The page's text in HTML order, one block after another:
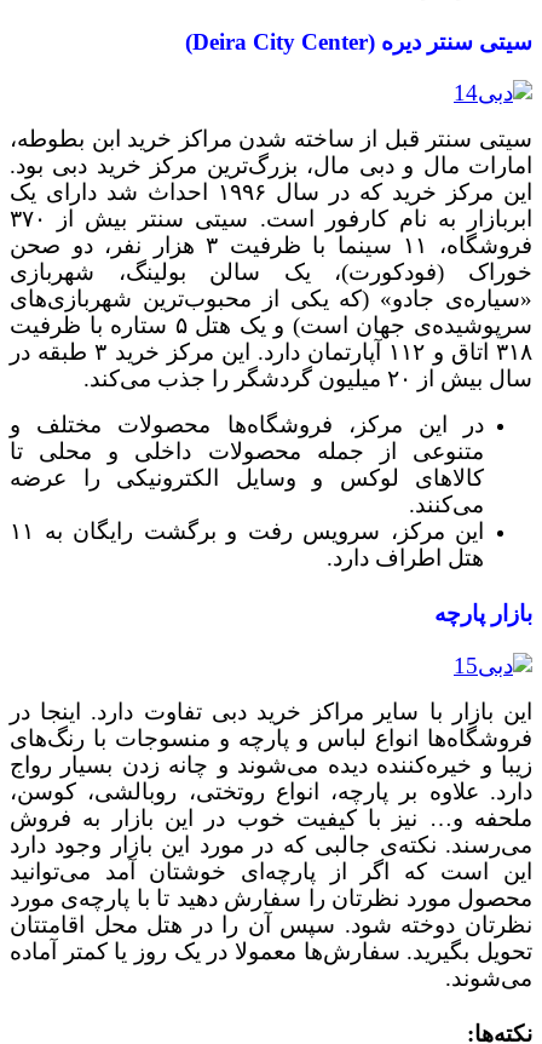
سیتی سنتر دیره (Deira City Center)
سیتی سنتر قبل از ساخته شدن مراکز خرید ابن بطوطه،
امارات مال و دبی مال، بزرگ‌ترین مرکز خرید دبی بود.
این مرکز خرید که در سال ۱۹۹۶ احداث شد دارای یک
ابربازار به نام کارفور است. سیتی سنتر بیش از ۳۷۰
فروشگاه، ۱۱ سینما با ظرفیت ۳ هزار نفر، دو صحن
خوراک (فودکورت)، یک سالن بولینگ، شهربازی
«سیاره‌ی جادو» (که یکی از محبوب‌ترین شهربازی‌های
سرپوشیده‌ی جهان است) و یک هتل ۵ ستاره با ظرفیت
۳۱۸ اتاق و ۱۱۲ آپارتمان دارد. این مرکز خرید ۳ طبقه در
سال بیش از ۲۰ میلیون گردشگر را جذب می‌کند.
در این مرکز، فروشگاه‌ها محصولات مختلف و
متنوعی از جمله محصولات داخلی و محلی تا
کالاهای لوکس و وسایل الکترونیکی را عرضه
می‌کنند.
این مرکز، سرویس رفت و برگشت رایگان به ۱۱
هتل اطراف دارد.
بازار پارچه
این بازار با سایر مراکز خرید دبی تفاوت دارد. اینجا در
فروشگاه‌ها انواع لباس و پارچه و منسوجات با رنگ‌های
زیبا و خیره‌کننده دیده می‌شوند و چانه زدن بسیار رواج
دارد. علاوه بر پارچه، انواع روتختی، روبالشی، کوسن،
ملحفه و… نیز با کیفیت خوب در این بازار به فروش
می‌رسند. نکته‌ی جالبی که در مورد این بازار وجود دارد
این است که اگر از پارچه‌ای خوشتان آمد می‌توانید
محصول مورد نظرتان را سفارش دهید تا با پارچه‌ی مورد
نظرتان دوخته شود. سپس آن را در هتل محل اقامتتان
تحویل بگیرید. سفارش‌ها معمولا در یک روز یا کمتر آماده
می‌شوند.
نکته‌ها: